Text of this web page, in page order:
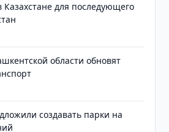
для последующего
области обновят
создавать парки на